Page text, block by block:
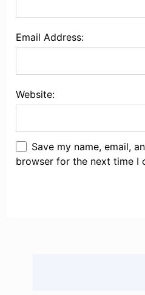
Email Address:
Website:
Save my name, email,
browser for the next time I